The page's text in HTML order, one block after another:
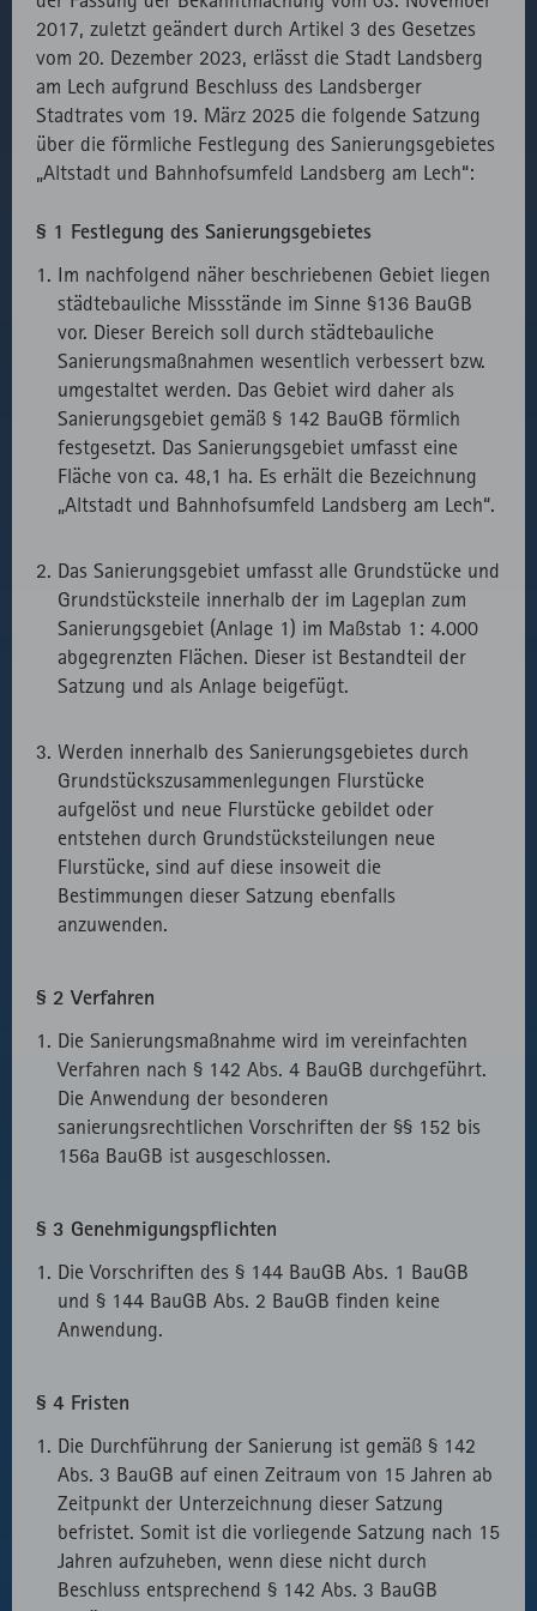
2017, zuletzt geändert durch Artikel 3 des Gesetzes
vom 20. Dezember 2023, erlässt die Stadt Landsberg
am Lech aufgrund Beschluss des Landsberger
Stadtrates vom 19. März 2025 die folgende Satzung
über die förmliche Festlegung des Sanierungsgebietes
„Altstadt und Bahnhofsumfeld Landsberg am Lech“:
§ 1 Festlegung des Sanierungsgebietes
Im nachfolgend näher beschriebenen Gebiet liegen
städtebauliche Missstände im Sinne §136 BauGB
vor. Dieser Bereich soll durch städtebauliche
Sanierungsmaßnahmen wesentlich verbessert bzw.
umgestaltet werden. Das Gebiet wird daher als
Sanierungsgebiet gemäß § 142 BauGB förmlich
festgesetzt. Das Sanierungsgebiet umfasst eine
Fläche von ca. 48,1 ha. Es erhält die Bezeichnung
„Altstadt und Bahnhofsumfeld Landsberg am Lech“.
Das Sanierungsgebiet umfasst alle Grundstücke und
Grundstücksteile innerhalb der im Lageplan zum
Sanierungsgebiet (Anlage 1) im Maßstab 1: 4.000
abgegrenzten Flächen. Dieser ist Bestandteil der
Satzung und als Anlage beigefügt.
Werden innerhalb des Sanierungsgebietes durch
Grundstückszusammenlegungen Flurstücke
aufgelöst und neue Flurstücke gebildet oder
entstehen durch Grundstücksteilungen neue
Flurstücke, sind auf diese insoweit die
Bestimmungen dieser Satzung ebenfalls
anzuwenden.
§ 2 Verfahren
Die Sanierungsmaßnahme wird im vereinfachten
Verfahren nach § 142 Abs. 4 BauGB durchgeführt.
Die Anwendung der besonderen
sanierungsrechtlichen Vorschriften der §§ 152 bis
156a BauGB ist ausgeschlossen.
§ 3 Genehmigungspflichten
Die Vorschriften des § 144 BauGB Abs. 1 BauGB
und § 144 BauGB Abs. 2 BauGB finden keine
Anwendung.
§ 4 Fristen
Die Durchführung der Sanierung ist gemäß § 142
Abs. 3 BauGB auf einen Zeitraum von 15 Jahren ab
Zeitpunkt der Unterzeichnung dieser Satzung
befristet. Somit ist die vorliegende Satzung nach 15
Jahren aufzuheben, wenn diese nicht durch
Beschluss entsprechend § 142 Abs. 3 BauGB
Bibliotheken.
Externer API
Aufruf von
fast.fonts.net
Zählt aus
lizenzrechtlichen
Gründen die
Verwendung
eingebunden
Session
Website
Daten des
Besuchs zu
speichern.